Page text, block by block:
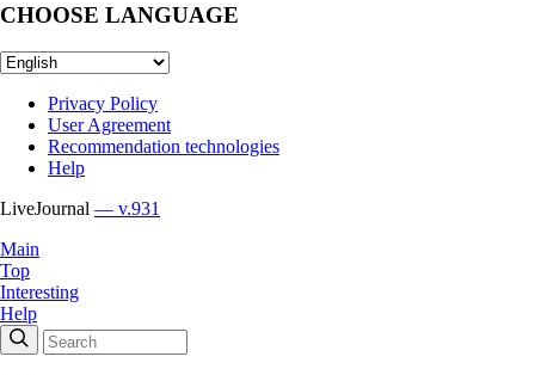
CHOOSE LANGUAGE
Privacy Policy
User Agreement
Recommendation technologies
Help
LiveJournal — v.931
Main
Top
Interesting
Help